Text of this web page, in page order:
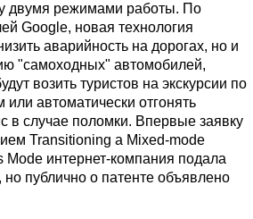
двумя режимами работы. По
Google, новая технология
аварийность на дорогах, но и
"самоходных" автомобилей,
возить туристов на экскурсии по
автоматически отгонять
в случае поломки. Впервые заявку
Transitioning a Mixed-mode
Mode интернет-компания подала
публично о патенте объявлено